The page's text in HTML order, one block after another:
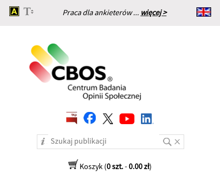
Praca dla ankieterów ... więcej >
Strona główna
Koszyk (0 szt.-0.00 zł)